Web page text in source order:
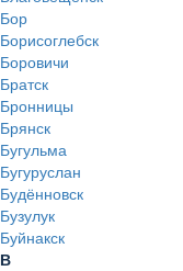
Бор
Борисоглебск
Боровичи
Братск
Бронницы
Брянск
Бугульма
Бугуруслан
Будённовск
Бузулук
Буйнакск
В